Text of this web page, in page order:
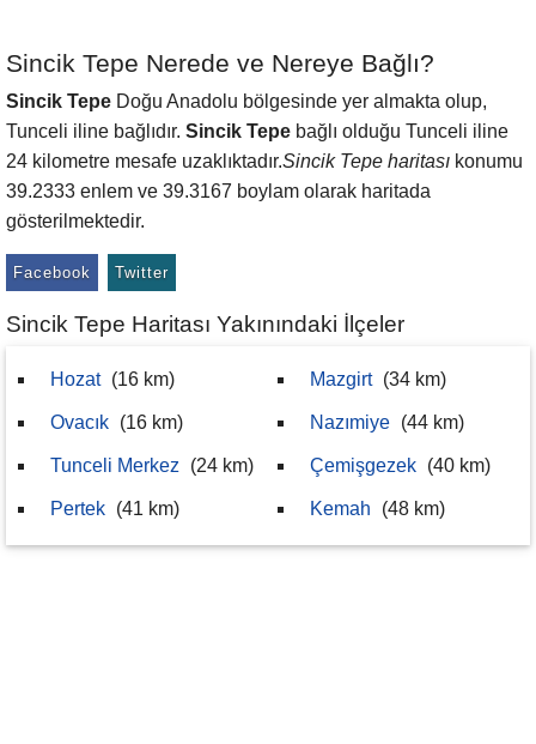
Sincik Tepe Nerede ve Nereye Bağlı?
Sincik Tepe Doğu Anadolu bölgesinde yer almakta olup,
Tunceli iline bağlıdır. Sincik Tepe bağlı olduğu Tunceli iline
24 kilometre mesafe uzaklıktadır.Sincik Tepe haritası konumu
39.2333 enlem ve 39.3167 boylam olarak haritada
gösterilmektedir.
Facebook Twitter
Sincik Tepe Haritası Yakınındaki İlçeler
Hozat (16 km)
Ovacık (16 km)
Tunceli Merkez (24 km)
Pertek (41 km)
Mazgirt (34 km)
Nazımiye (44 km)
Çemişgezek (40 km)
Kemah (48 km)